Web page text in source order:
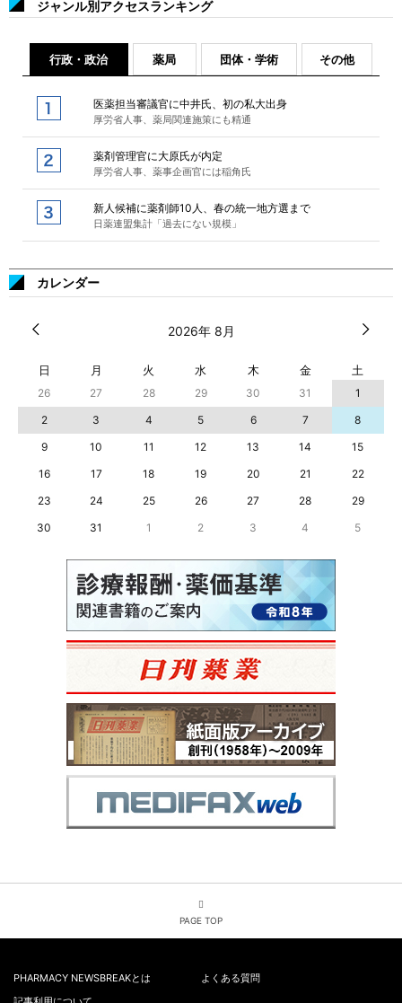
ジャンル別アクセスランキング
行政・政治 薬局 団体・学術 その他
医薬担当審議官に中井氏、初の私大出身
厚労省人事、薬局関連施策にも精通
薬剤管理官に大原氏が内定
厚労省人事、薬事企画官には稲角氏
新人候補に薬剤師10人、春の統一地方選まで
日薬連盟集計「過去にない規模」
カレンダー
2026年 8月
日 月 火 水 木 金 土
26 27 28 29 30 31
1
2
3 4 5 6 7
8
9
10 11 12 13 14
15
16
17 18 19 20 21
22
23
24 25 26 27 28
29
30
31 1 2 3 4 5
PAGE TOP
PHARMACY NEWSBREAKとは
よくある質問